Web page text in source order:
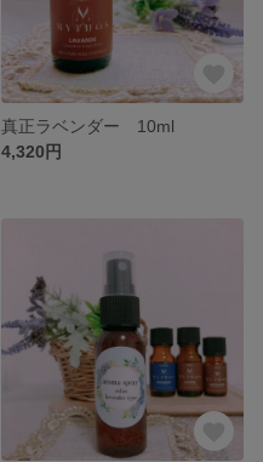
真正ラベンダー 10ml
4,320円